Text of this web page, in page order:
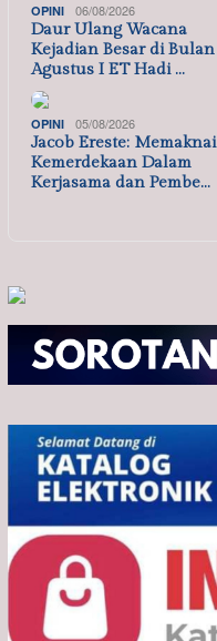
OPINI 06/08/2026
Daur Ulang Wacana
Kejadian Besar di Bulan
Agustus I ET Hadi …
OPINI 05/08/2026
Jacob Ereste: Memaknai
Kemerdekaan Dalam
Kerjasama dan Pembe…